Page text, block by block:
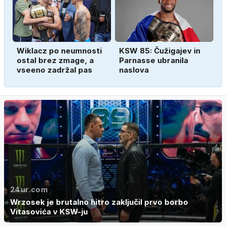
Wiklacz po neumnosti
ostal brez zmage, a
vseeno zadržal pas
KSW 85: Čužigajev in
Parnasse ubranila
naslova
24ur.com
Wrzosek je brutalno hitro zaključil prvo borbo
Vitasovića v KSW-ju